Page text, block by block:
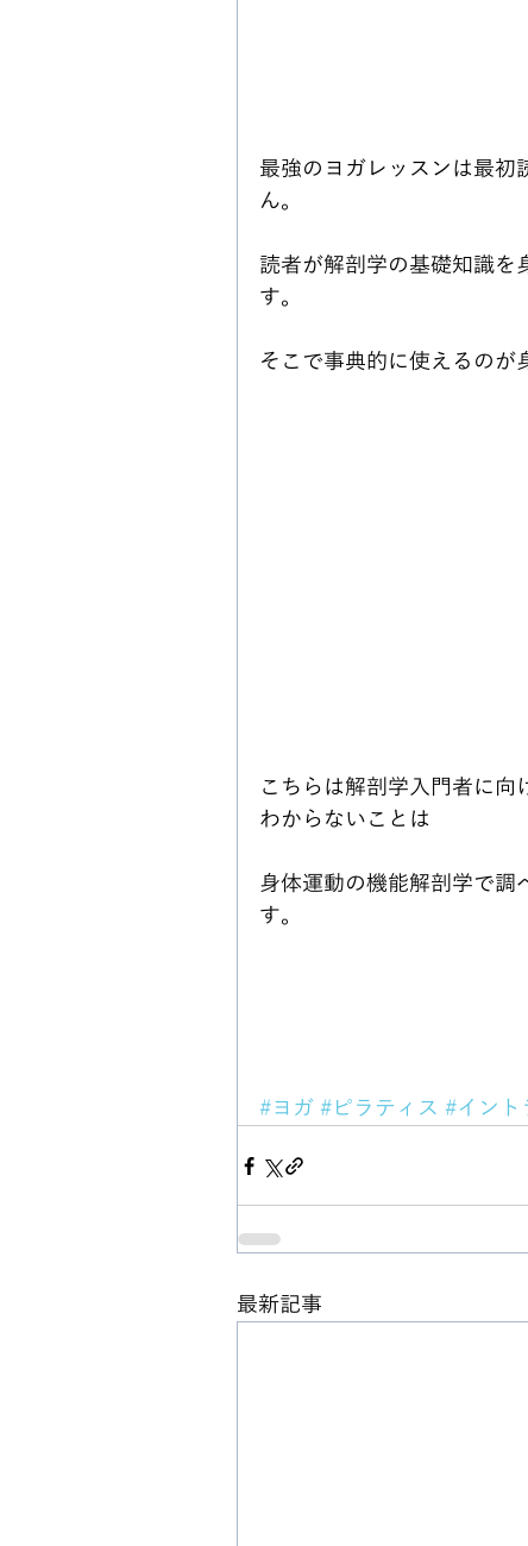
最強のヨガレッスンは最初
ん。
読者が解剖学の基礎知識を
す。
そこで事典的に使えるのが
こちらは解剖学入門者に向
わからないことは
身体運動の機能解剖学で調
す。
#ヨガ #ピラティス #イント
最新記事